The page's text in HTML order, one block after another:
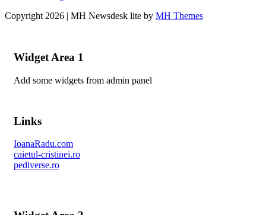
Copyright 2026 | MH Newsdesk lite by MH Themes
Widget Area 1
Add some widgets from admin panel
Links
IoanaRadu.com
caietul-cristinei.ro
pediverse.ro